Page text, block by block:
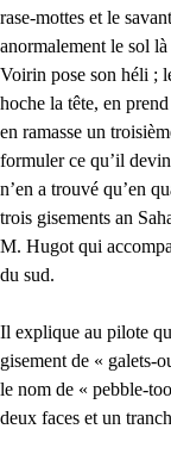
rase-mottes et le
anormalement le sol
Voirin pose son héli ;
hoche la tête, en
en ramasse un
formuler ce qu’il
n’en a trouvé qu’en
trois gisements an
M. Hugot qui
du sud.
Il explique au pilote
gisement de « galets-
le nom de « pebble-
deux faces et un